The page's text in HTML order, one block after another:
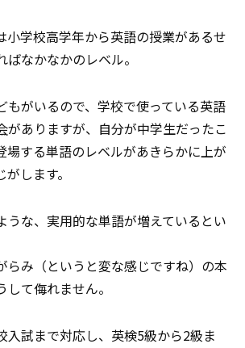
小学校高学年から英語の授業があるせ
ばなかなかのレベル。
もがいるので、学校で使っている英語
がありますが、自分が中学生だったこ
場する単語のレベルがあきらかに上が
します。
うな、実用的な単語が増えているとい
らみ（というと変な感じですね）の本
て侮れません。
入試まで対応し、英検5級から2級ま